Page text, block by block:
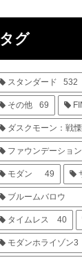
タグ
スタンダード 532
その他 69
ダスクモーン：戦
ファウンデーショ
モダン 49
ブルームバロウ
タイムレス 40
モダンホライゾン3